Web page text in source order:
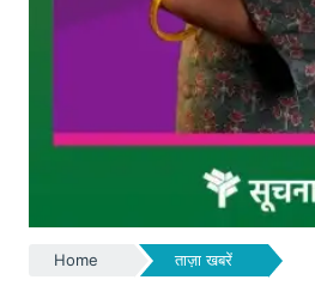
Home ताज़ा खबरें